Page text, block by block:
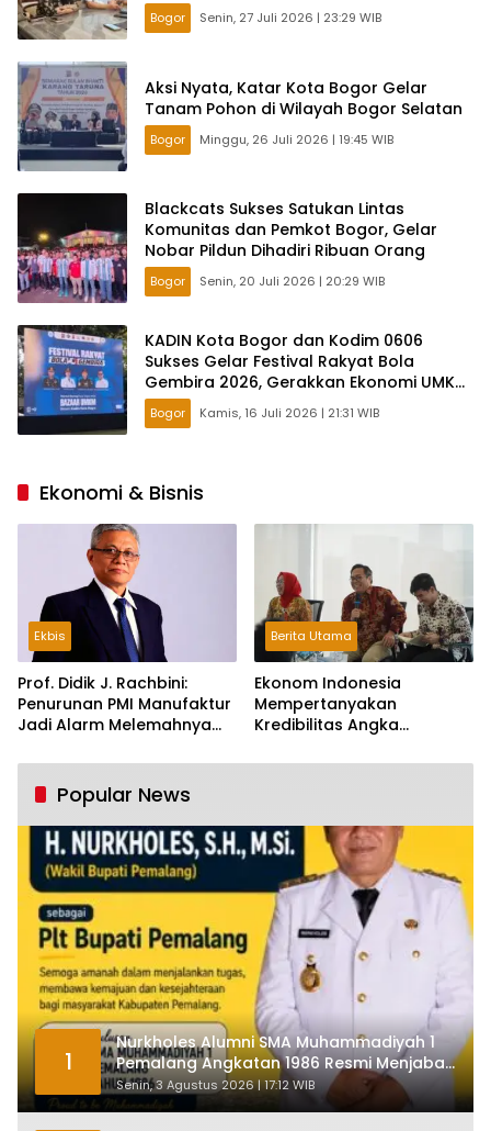
Bogor Senin, 27 Juli 2026 | 23:29 WIB
Aksi Nyata, Katar Kota Bogor Gelar
Tanam Pohon di Wilayah Bogor Selatan
Bogor Minggu, 26 Juli 2026 | 19:45 WIB
Blackcats Sukses Satukan Lintas
Komunitas dan Pemkot Bogor, Gelar
Nobar Pildun Dihadiri Ribuan Orang
Bogor Senin, 20 Juli 2026 | 20:29 WIB
KADIN Kota Bogor dan Kodim 0606
Sukses Gelar Festival Rakyat Bola
Gembira 2026, Gerakkan Ekonomi UMKM
Lewat Nobar Piala Dunia
Bogor Kamis, 16 Juli 2026 | 21:31 WIB
Ekonomi & Bisnis
Ekbis
Prof. Didik J. Rachbini:
Penurunan PMI Manufaktur
Jadi Alarm Melemahnya
Berita Utama
Ekonom Indonesia
Mempertanyakan
Kredibilitas Angka
Tumbuh Tapi Rapuh
Popular News
1
Nurkholes Alumni SMA Muhammadiyah 1
Pemalang Angkatan 1986 Resmi Menjabat
Plt Bupati, Inilah Pesan Ketua Asmam 86
Senin, 3 Agustus 2026 | 17:12 WIB